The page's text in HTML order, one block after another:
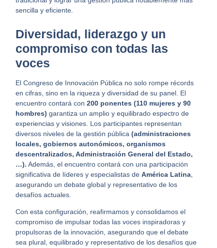
sencilla y eficiente.
Diversidad, liderazgo y un
compromiso con todas las
voces
El Congreso de Innovación Pública no solo rompe récords
en cifras, sino en la riqueza y diversidad de su panel. El
encuentro contará con200 ponentes (110 mujeres y 90
hombres)garantiza un amplio y equilibrado espectro de
experiencias y visiones. Los participantes representan
diversos niveles de la gestión pública(administraciones
locales, gobiernos autonómicos, organismos
descentralizados, Administración General del Estado,
…). Además, el encuentro contará con una participación
significativa de líderes y especialistas deAmérica Latina
asegurando un debate global y representativo de los
desafíos actuales.
Con esta configuración, reafirmamos y consolidamos el
compromiso de impulsar todas las voces inspiradoras y
propulsoras de la innovación, asegurando que el debate
sea plural, equilibrado y representativo de los desafíos que